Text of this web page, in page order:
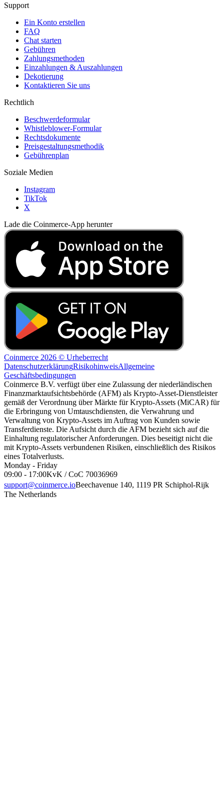
Support
Ein Konto erstellen
FAQ
Chat starten
Gebühren
Zahlungsmethoden
Einzahlungen & Auszahlungen
Dekotierung
Kontaktieren Sie uns
Rechtlich
Beschwerdeformular
Whistleblower-Formular
Rechtsdokumente
Preisgestaltungsmethodik
Gebührenplan
Soziale Medien
Instagram
TikTok
X
Lade die Coinmerce-App herunter
Coinmerce 2026 © Urheberrecht
DatenschutzerklärungRisikohinweisAllgemeine
Geschäftsbedingungen
Coinmerce B.V. verfügt über eine Zulassung der niederländischen
Finanzmarktaufsichtsbehörde (AFM) als Krypto-Asset-Dienstleister
gemäß der Verordnung über Märkte für Krypto-Assets (MiCAR) für
die Erbringung von Umtauschdiensten, die Verwahrung und
Verwaltung von Krypto-Assets im Auftrag von Kunden sowie
Transferdienste. Die Aufsicht durch die AFM bezieht sich auf die
Einhaltung regulatorischer Anforderungen. Dies beseitigt nicht die
mit Krypto-Assets verbundenen Risiken, einschließlich des Risikos
eines Totalverlusts.
Monday - Friday
09:00 - 17:00KvK / CoC 70036969
support@coinmerce.ioBeechavenue 140, 1119 PR Schiphol-Rijk
The Netherlands